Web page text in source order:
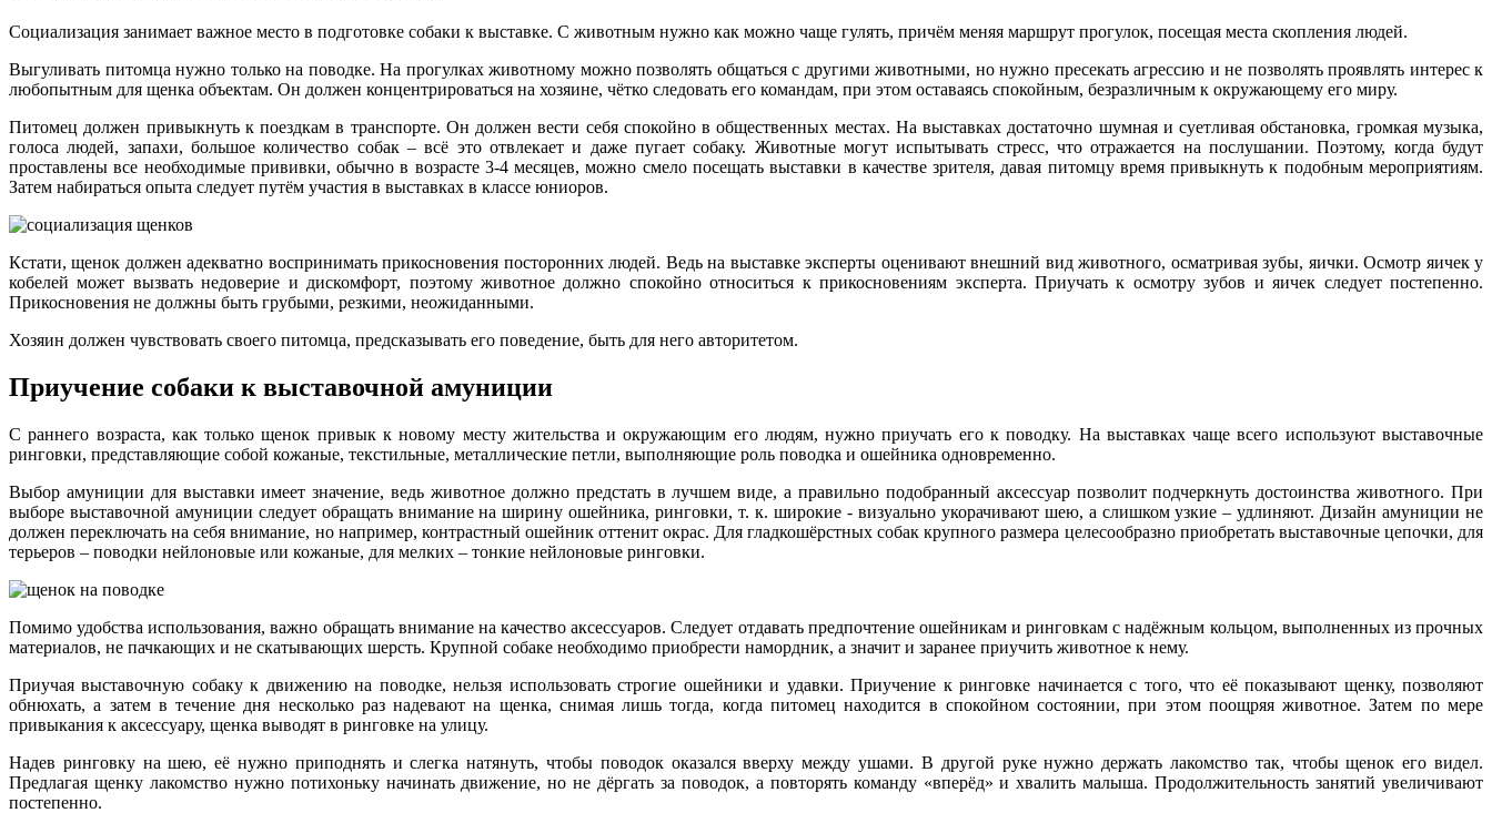
Социализация занимает важное место в подготовке собаки к выставке. С животным нужно как можно чаще гулять, причём меняя маршрут прогулок, посещая места скопления людей.
Выгуливать питомца нужно только на поводке. На прогулках животному можно позволять общаться с другими животными, но нужно пресекать агрессию и не позволять проявлять интерес к
любопытным для щенка объектам. Он должен концентрироваться на хозяине, чётко следовать его командам, при этом оставаясь спокойным, безразличным к окружающему его миру.
Питомец должен привыкнуть к поездкам в транспорте. Он должен вести себя спокойно в общественных местах. На выставках достаточно шумная и суетливая обстановка, громкая музыка,
голоса людей, запахи, большое количество собак – всё это отвлекает и даже пугает собаку. Животные могут испытывать стресс, что отражается на послушании. Поэтому, когда будут
проставлены все необходимые прививки, обычно в возрасте 3-4 месяцев, можно смело посещать выставки в качестве зрителя, давая питомцу время привыкнуть к подобным мероприятиям.
Затем набираться опыта следует путём участия в выставках в классе юниоров.
Кстати, щенок должен адекватно воспринимать прикосновения посторонних людей. Ведь на выставке эксперты оценивают внешний вид животного, осматривая зубы, яички. Осмотр яичек у
кобелей может вызвать недоверие и дискомфорт, поэтому животное должно спокойно относиться к прикосновениям эксперта. Приучать к осмотру зубов и яичек следует постепенно.
Прикосновения не должны быть грубыми, резкими, неожиданными.
Хозяин должен чувствовать своего питомца, предсказывать его поведение, быть для него авторитетом.
Приучение собаки к выставочной амуниции
С раннего возраста, как только щенок привык к новому месту жительства и окружающим его людям, нужно приучать его к поводку. На выставках чаще всего используют выставочные
ринговки, представляющие собой кожаные, текстильные, металлические петли, выполняющие роль поводка и ошейника одновременно.
Выбор амуниции для выставки имеет значение, ведь животное должно предстать в лучшем виде, а правильно подобранный аксессуар позволит подчеркнуть достоинства животного. При
выборе выставочной амуниции следует обращать внимание на ширину ошейника, ринговки, т. к. широкие - визуально укорачивают шею, а слишком узкие – удлиняют. Дизайн амуниции не
должен переключать на себя внимание, но например, контрастный ошейник оттенит окрас. Для гладкошёрстных собак крупного размера целесообразно приобретать выставочные цепочки, для
терьеров – поводки нейлоновые или кожаные, для мелких – тонкие нейлоновые ринговки.
Помимо удобства использования, важно обращать внимание на качество аксессуаров. Следует отдавать предпочтение ошейникам и ринговкам с надёжным кольцом, выполненных из прочных
материалов, не пачкающих и не скатывающих шерсть. Крупной собаке необходимо приобрести намордник, а значит и заранее приучить животное к нему.
Приучая выставочную собаку к движению на поводке, нельзя использовать строгие ошейники и удавки. Приучение к ринговке начинается с того, что её показывают щенку, позволяют
обнюхать, а затем в течение дня несколько раз надевают на щенка, снимая лишь тогда, когда питомец находится в спокойном состоянии, при этом поощряя животное. Затем по мере
привыкания к аксессуару, щенка выводят в ринговке на улицу.
Надев ринговку на шею, её нужно приподнять и слегка натянуть, чтобы поводок оказался вверху между ушами. В другой руке нужно держать лакомство так, чтобы щенок его видел.
Предлагая щенку лакомство нужно потихоньку начинать движение, но не дёргать за поводок, а повторять команду «вперёд» и хвалить малыша. Продолжительность занятий увеличивают
постепенно.